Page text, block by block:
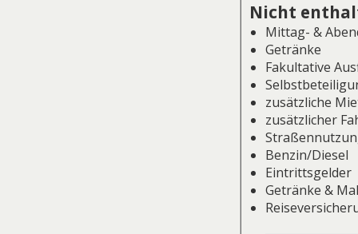
Nicht
Mittag- &
Getränke
Fakultative
zusätzliche
zusätzlicher
Benzin/Diesel
Eintrittsgelder
Getränke &